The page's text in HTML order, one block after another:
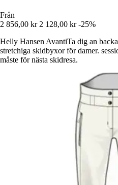
Från
2 856,00 kr 2 128,00 kr -25%
Helly Hansen AvantiTa dig an
stretchiga skidbyxor för damer.
måste för nästa skidresa.